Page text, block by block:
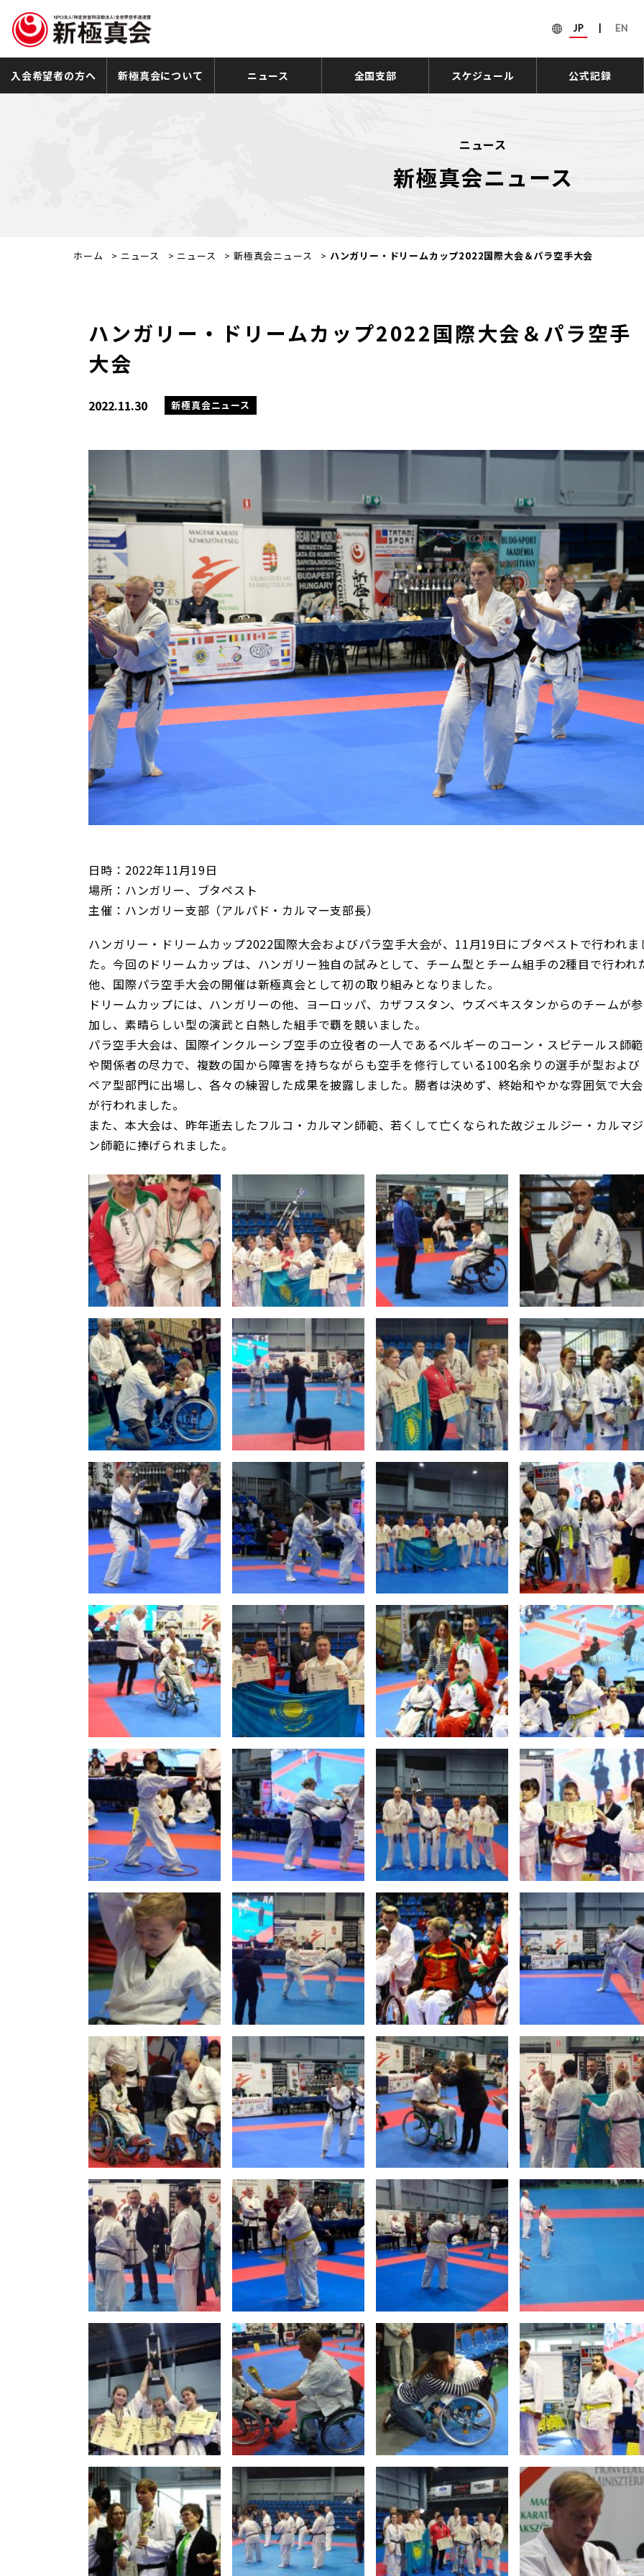
JP EN
入会希望者の方へ 新極真会について ニュース 全国支部 スケジュール 公式記録
ニュース
新極真会ニュース
ホーム > ニュース > ニュース >新極真会ニュース > ハンガリー・ドリームカップ2022国際大会＆パラ空手大会
ハンガリー・ドリームカップ2022国際大会＆パラ空手
大会
2022.11.30 新極真会ニュース
日時：2022年11月19日
場所：ハンガリー、ブタペスト
主催：ハンガリー支部（アルパド・カルマー支部長）
ハンガリー・ドリームカップ2022国際大会およびパラ空手大会が、11月19日にブタペストで行われま
た。今回のドリームカップは、ハンガリー独自の試みとして、チーム型とチーム組手の2種目で行われ
他、国際パラ空手大会の開催は新極真会として初の取り組みとなりました。
ドリームカップには、ハンガリーの他、ヨーロッパ、カザフスタン、ウズベキスタンからのチームが参
加し、素晴らしい型の演武と白熱した組手で覇を競いました。
パラ空手大会は、国際インクルーシブ空手の立役者の一人であるベルギーのコーン・スピテールス師範
や関係者の尽力で、複数の国から障害を持ちながらも空手を修行している100名余りの選手が型および
ペア型部門に出場し、各々の練習した成果を披露しました。勝者は決めず、終始和やかな雰囲気で大会
が行われました。
また、本大会は、昨年逝去したフルコ・カルマン師範、若くして亡くなられた故ジェルジー・カルマジ
ン師範に捧げられました。